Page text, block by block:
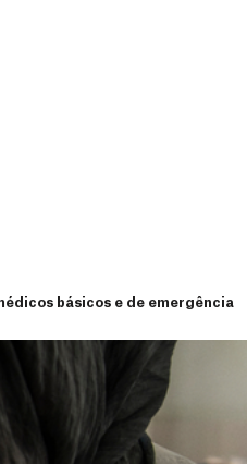
básicos e de emergência